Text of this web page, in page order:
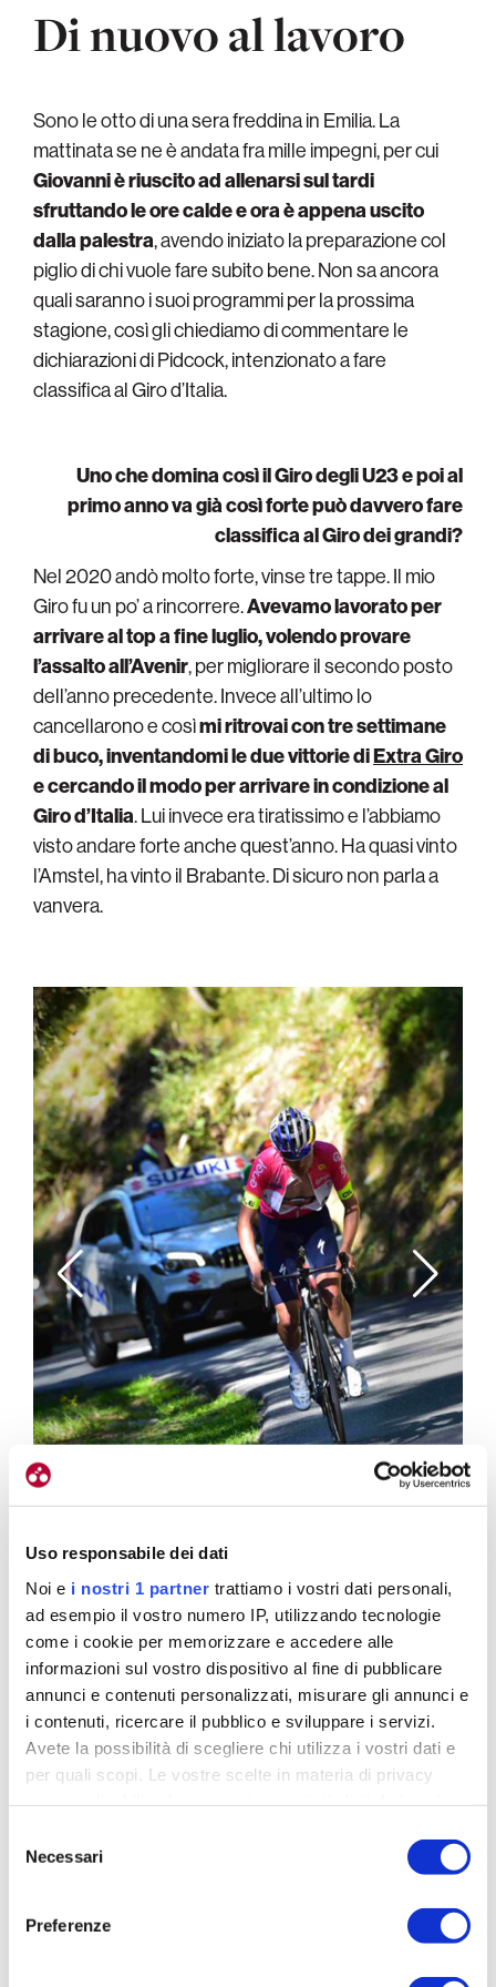
Uso responsabile dei dati
Noi e i nostri 1 partner trattiamo i vostri dati personali,
ad esempio il vostro numero IP, utilizzando tecnologie
come i cookie per memorizzare e accedere alle
informazioni sul vostro dispositivo al fine di pubblicare
annunci e contenuti personalizzati, misurare gli annunci e
i contenuti, ricercare il pubblico e sviluppare i servizi.
Avete la possibilità di scegliere chi utilizza i vostri dati e
per quali scopi. Le vostre scelte in materia di privacy
revocare il proprio consenso in qualsiasi momento dalla
Dichiarazione sui cookie o facendo clic sull'icona di
delNecessari
Preferenze
Di nuovo al lavoro
Sono le otto di una sera freddina in Emilia. La
mattinata se ne è andata fra mille impegni, per cui
Giovanni è riuscito ad allenarsi sul tardi
sfruttando le ore calde e ora è appena uscito
dalla palestra, avendo iniziato la preparazione col
piglio di chi vuole fare subito bene. Non sa ancora
quali saranno i suoi programmi per la prossima
stagione, così gli chiediamo di commentare le
dichiarazioni di Pidcock, intenzionato a fare
classifica al Giro d’Italia.
Uno che domina così il Giro degli U23 e poi al
primo anno va già così forte può davvero fare
classifica al Giro dei grandi?
Nel 2020 andò molto forte, vinse tre tappe. Il mio
Giro fu un po’ a rincorrere.Avevamo lavorato per
arrivare al top a fine luglio, volendo provare
l’assalto all’Avenir, per migliorare il secondo posto
dell’anno precedente. Invece all’ultimo lo
cancellarono e cosìmi ritrovai con tre settimane
di buco, inventandomi le due vittorie diExtra Giro
e cercando il modo per arrivare in condizione al
Giro d’Italia. Lui invece era tiratissimo e l’abbiamo
visto andare forte anche quest’anno. Ha quasi vinto
l’Amstel, ha vinto il Brabante. Di sicuro non parla a
vanvera.
uno ad uno(foto Fulgenzi)
1/2
Cosa ricordi di Pidcock?
Perse subito dei compagni per una caduta, ma
erano rimasti con lui due giovani che ho rivisto
Gli bastava portarlo davanti sulle salite e poi
. Nelle tappe che ha vinto, si è sempre